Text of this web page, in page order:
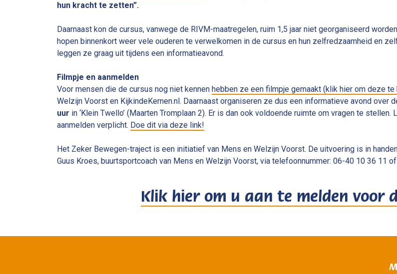
hun kracht te zetten”.
Daarnaast kon de cursus, vanwege de RIVM-maatregelen, ruim 1,5 jaar niet georganiseerd
hopen binnenkort weer vele ouderen te verwelkomen in de cursus en hun zelfredzaamheid en
leggen ze graag uit tijdens een informatieavond.
Filmpje en aanmelden
Voor mensen die de cursus nog niet kennen hebben ze een filmpje gemaakt (klik hier om deze te
Welzijn Voorst en KijkindeKernen.nl. Daarnaast organiseren ze dus een informatieve avond over
uur in ‘Klein Twello’ (Maarten Tromplaan 2). Er is dan ook voldoende ruimte om vragen te
aanmelden verplicht. Doe dit via deze link!
Het Zeker Bewegen-traject is een initiatief van Mens en Welzijn Voorst. De uitvoering is in
Guus Kroes, buurtsportcoach van Mens en Welzijn Voorst, via telefoonnummer: 06-40 10 36 11
Klik hier om u aan te melden voor